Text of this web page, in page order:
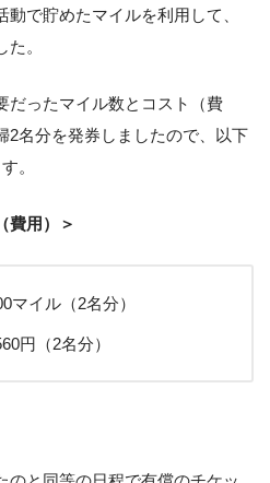
動で貯めたマイルを利用して、
。
だったマイル数とコスト（費
2名分を発券しましたので、以下
。
費用）＞
マイル（2名分）
円（2名分）